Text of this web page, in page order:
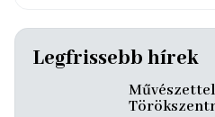
Legfrissebb hírek